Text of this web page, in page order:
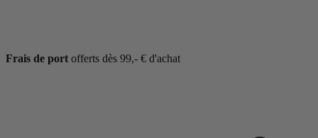
Frais de port offerts dès 99,- € d'achat